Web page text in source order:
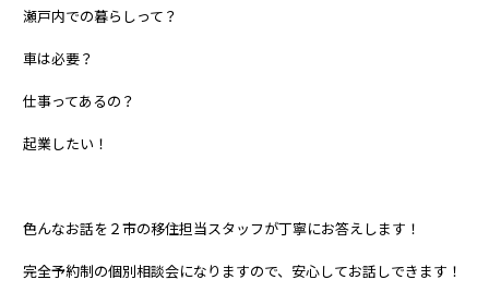
瀬戸内での暮らしって？
車は必要？
仕事ってあるの？
起業したい！
色んなお話を２市の移住担当スタッフが丁寧にお答えします！
完全予約制の個別相談会になりますので、安心してお話しできます！